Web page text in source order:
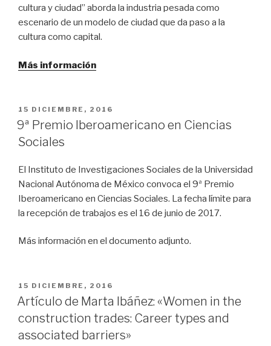
cultura y ciudad” aborda la industria pesada como
escenario de un modelo de ciudad que da paso a la
cultura como capital.
Más información
PUBLICADO
EL
15 DICIEMBRE, 2016
9ª Premio Iberoamericano en Ciencias
Sociales
El Instituto de Investigaciones Sociales de la Universidad
Nacional Autónoma de México convoca el 9ª Premio
Iberoamericano en Ciencias Sociales. La fecha límite para
la recepción de trabajos es el 16 de junio de 2017.
Más información en el documento adjunto.
PUBLICADO
EL
15 DICIEMBRE, 2016
Artículo de Marta Ibáñez: «Women in the
construction trades: Career types and
associated barriers»